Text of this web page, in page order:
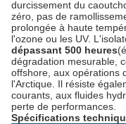
durcissement du
zéro, pas de
prolongée à haute
l'ozone ou les UV.
dépassant 500 heures
dégradation mesurable,
offshore, aux opérations
l'Arctique. Il résiste
courants, aux fluides
perte de performances.
Spécifications